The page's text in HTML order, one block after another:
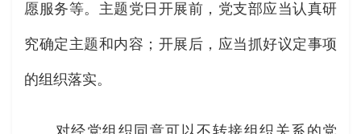
愿服务等。主题党日开展前，党支部应当认真研
究确定主题和内容；开展后，应当抓好议定事项
的组织落实。
对经党组织同意可以不转接组织关系的党